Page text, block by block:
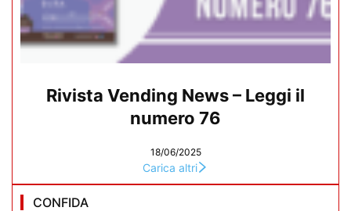
Rivista Vending News – Leggi il
numero 76
18/06/2025
Carica altri
CONFIDA